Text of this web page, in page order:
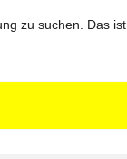
zu suchen. Das ist